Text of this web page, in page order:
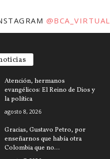
@BCA_VIRTUAL
Atención, hermanos
evangélicos: El Reino de Dios y
la política
agosto 8, 2026
Gracias, Gustavo Petro, por
enseñarnos que había otra
Colombia que no...